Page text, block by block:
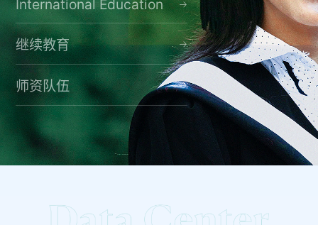
International Education
继续教育
师资队伍